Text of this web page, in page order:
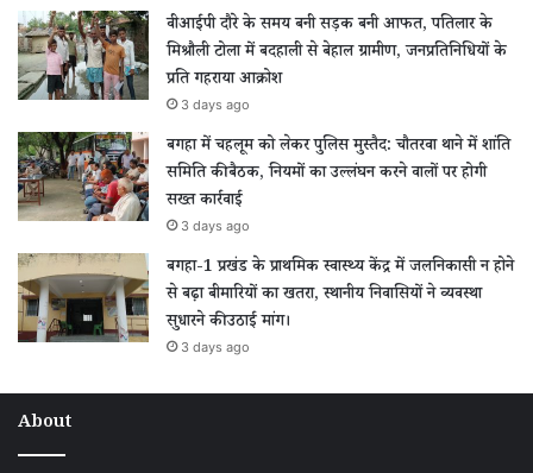
वीआईपी दौरे के समय बनी सड़क बनी आफत, पतिलार के
मिश्रौली टोला में बदहाली से बेहाल ग्रामीण, जनप्रतिनिधियों के
प्रति गहराया आक्रोश
3 days ago
बगहा में चहलूम को लेकर पुलिस मुस्तैद: चौतरवा थाने में शांति
समिति की बैठक, नियमों का उल्लंघन करने वालों पर होगी
सख्त कार्रवाई
3 days ago
बगहा-1 प्रखंड के प्राथमिक स्वास्थ्य केंद्र में जलनिकासी न होने
से बढ़ा बीमारियों का खतरा, स्थानीय निवासियों ने व्यवस्था
सुधारने की उठाई मांग।
3 days ago
About